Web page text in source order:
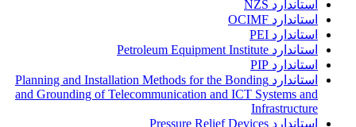
استاندارد NZS
استاندارد OCIMF
استاندارد PEI
استاندارد Petroleum Equipment Institute
استاندارد PIP
استاندارد Planning and Installation Methods for the Bonding
and Grounding of Telecommunication and ICT Systems and
Infrastructure
استاندارد Pressure Relief Devices